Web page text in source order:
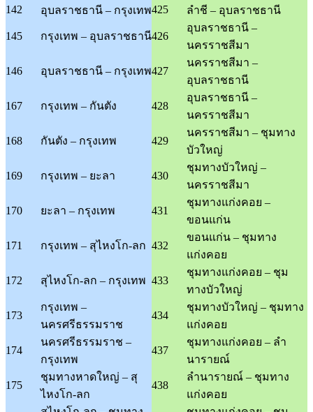
142
อุบลราชธานี – กรุงเทพ425 ลำชี – อุบลราชธานี
145 กรุงเทพ – อุบลราชธานี426
อุบลราชธานี –
นครราชสีมา
146 อุบลราชธานี – กรุงเทพ427
นครราชสีมา –
อุบลราชธานี
167 กรุงเทพ – กันตัง 428
อุบลราชธานี –
นครราชสีมา
168 กันตัง – กรุงเทพ 429
นครราชสีมา – ชุมทาง
บัวใหญ่
169 กรุงเทพ – ยะลา 430
ชุมทางบัวใหญ่ –
นครราชสีมา
170 ยะลา – กรุงเทพ 431
ชุมทางแก่งคอย –
ขอนแก่น
171 กรุงเทพ – สุไหงโก-ลก 432
ขอนแก่น – ชุมทาง
แก่งคอย
172 สุไหงโก-ลก – กรุงเทพ 433
ชุมทางแก่งคอย – ชุม
ทางบัวใหญ่
173
กรุงเทพ –
นครศรีธรรมราช
434
ชุมทางบัวใหญ่ – ชุมทาง
แก่งคอย
174
นครศรีธรรมราช –
กรุงเทพ
437
ชุมทางแก่งคอย – ลำ
นารายณ์
175
ชุมทางหาดใหญ่ – สุ
ไหงโก-ลก
438
ลำนารายณ์ – ชุมทาง
แก่งคอย